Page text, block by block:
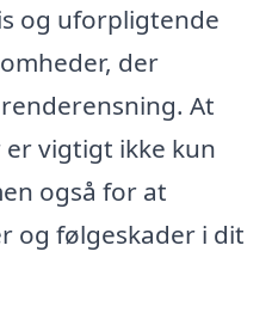
og uforpligtende
der
At
vigtigt ikke kun
også for at
og følgeskader i dit